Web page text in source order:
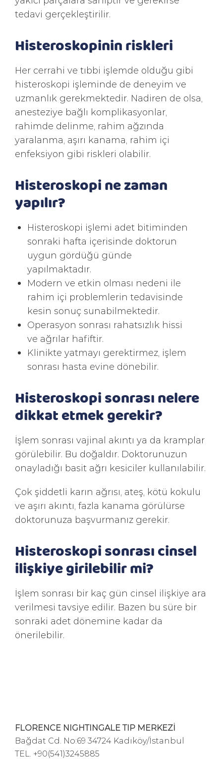
tedavi gerçekleştirilir.
Histeroskopinin riskleri
Her cerrahi ve tıbbi işlemde olduğu gibi
histeroskopi işleminde de deneyim ve
uzmanlık gerekmektedir. Nadiren de olsa,
anesteziye bağlı komplikasyonlar,
rahimde delinme, rahim ağzında
yaralanma, aşırı kanama, rahim içi
enfeksiyon gibi riskleri olabilir.
Histeroskopi ne zaman
yapılır?
Histeroskopi işlemi adet bitiminden
sonraki hafta içerisinde doktorun
uygun gördüğü günde
yapılmaktadır.
Modern ve etkin olması nedeni ile
rahim içi problemlerin tedavisinde
kesin sonuç sunabilmektedir.
Operasyon sonrası rahatsızlık hissi
ve ağrılar hafiftir.
Klinikte yatmayı gerektirmez, işlem
sonrası hasta evine dönebilir.
Histeroskopi sonrası nelere
dikkat etmek gerekir?
İşlem sonrası vajinal akıntı ya da kramplar
görülebilir. Bu doğaldır. Doktorunuzun
onayladığı basit ağrı kesiciler kullanılabilir.
Çok şiddetli karın ağrısı, ateş, kötü kokulu
ve aşırı akıntı, fazla kanama görülürse
doktorunuza başvurmanız gerekir.
Histeroskopi sonrası cinsel
ilişkiye girilebilir mi?
İşlem sonrası bir kaç gün cinsel ilişkiye ara
verilmesi tavsiye edilir. Bazen bu süre bir
sonraki adet dönemine kadar da
önerilebilir.
FLORENCE NIGHTINGALE TIP MERKEZİ
Bağdat Cd. No:69 34724 Kadıköy/İstanbul
TEL. +90(541)3245885